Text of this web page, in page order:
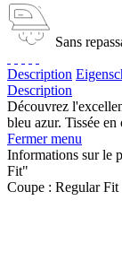
Sans
Description
Description
Découvrez
bleu azur. Tissée en
Fermer menu
Informations sur le
Fit"
Coupe : Regular Fit